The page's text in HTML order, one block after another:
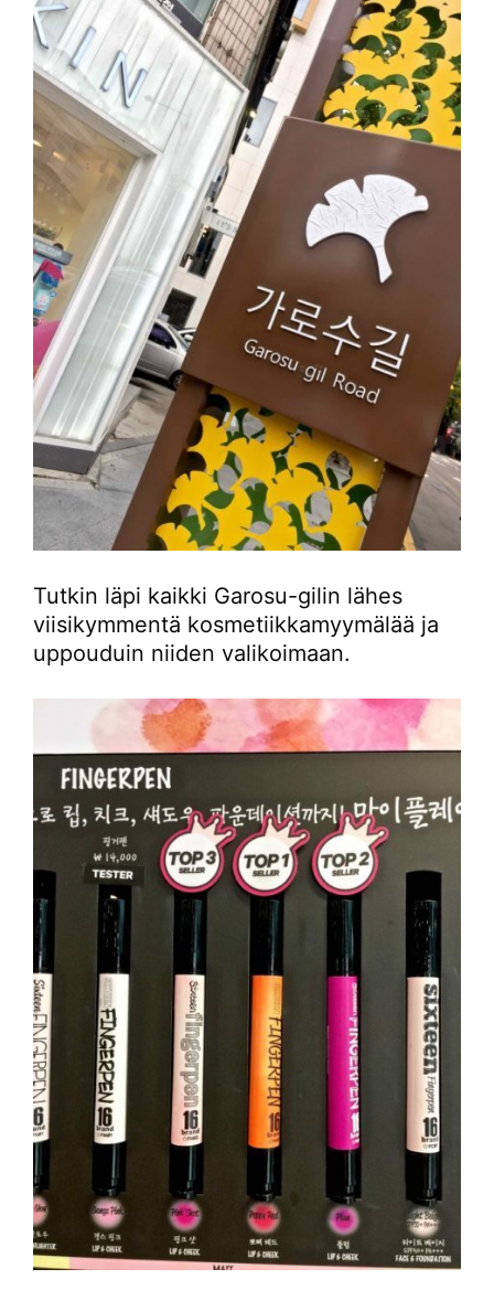
Tutkin läpi kaikki Garosu-gilin lähes
viisikymmentä kosmetiikkamyymälää ja
uppouduin niiden valikoimaan.